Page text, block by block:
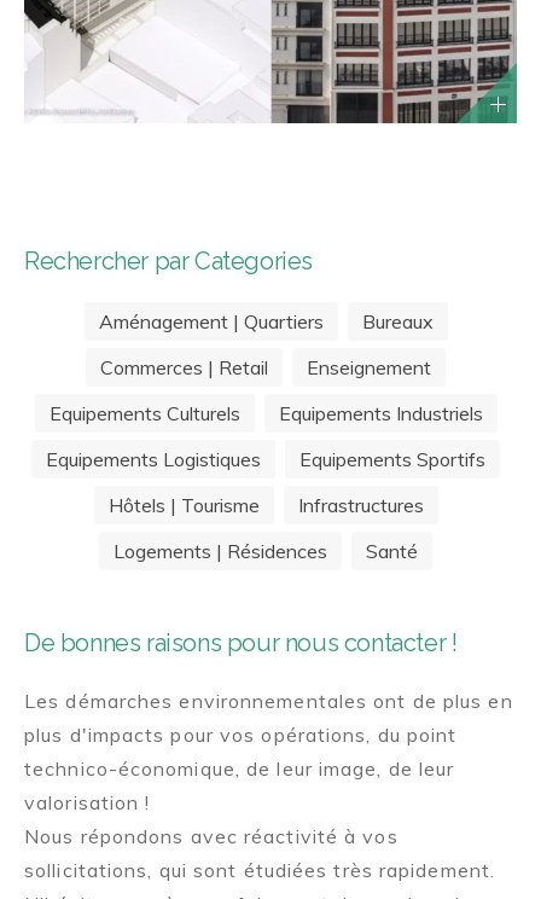
Rechercher par Categories
Aménagement | Quartiers
Bureaux
Commerces | Retail
Enseignement
Equipements Culturels
Equipements Industriels
Equipements Logistiques
Equipements Sportifs
Hôtels | Tourisme
Infrastructures
Logements | Résidences
Santé
De bonnes raisons pour nous contacter !
Les démarches environnementales ont de plus en
plus d'impacts pour vos opérations, du point
technico-économique, de leur image, de leur
valorisation !
Nous répondons avec réactivité à vos
sollicitations, qui sont étudiées très rapidement.